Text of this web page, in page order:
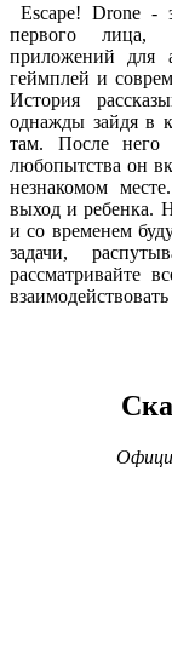
Escape! Drone -
первого лица,
приложений для
геймплей и
История
однажды зайдя в
там. После него
любопытства он
незнакомом
выход и ребенка.
и со временем
задачи,
рассматривайте